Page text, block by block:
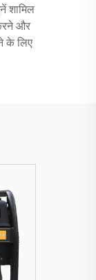
शामिल
और
के लिए